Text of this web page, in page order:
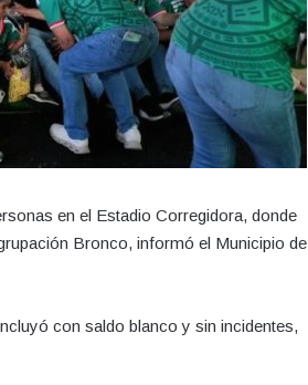
en el Estadio Corregidora, donde
Bronco, informó el Municipio de
con saldo blanco y sin incidentes,